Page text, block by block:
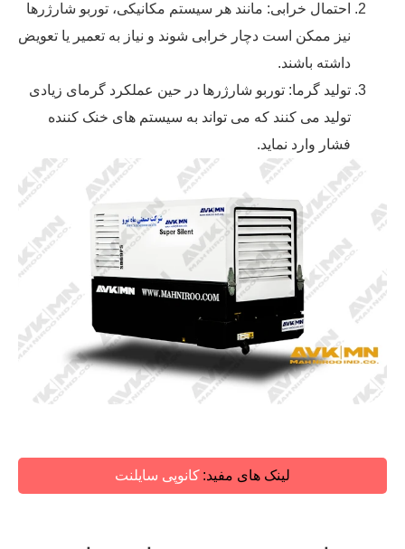
احتمال خرابی: مانند هر سیستم مکانیکی، توربو شارژرها
نیز ممکن است دچار خرابی شوند و نیاز به تعمیر یا تعویض
داشته باشند.
تولید گرما: توربو شارژرها در حین عملکرد گرمای زیادی
تولید می ‌کنند که می ‌تواند به سیستم‌ های خنک ‌کننده
فشار وارد نماید.
لینک های مفید: کانوپی سایلنت